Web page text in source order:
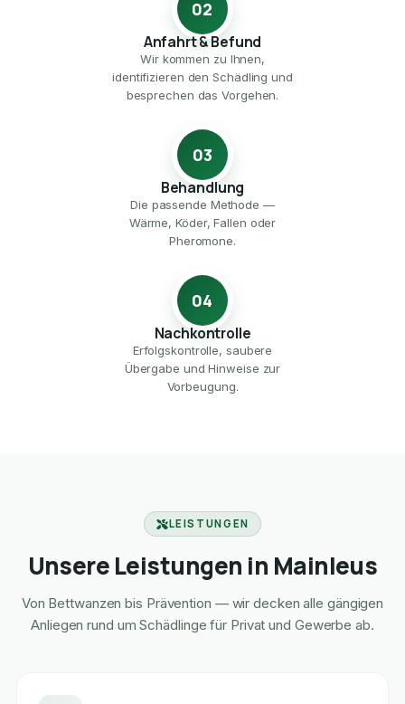
02
Anfahrt & Befund
Wir kommen zu Ihnen,
identifizieren den Schädling und
besprechen das Vorgehen.
03
Behandlung
Die passende Methode —
Wärme, Köder, Fallen oder
Pheromone.
04
Nachkontrolle
Erfolgskontrolle, saubere
Übergabe und Hinweise zur
Vorbeugung.
LEISTUNGEN
Unsere Leistungen in Mainleus
Von Bettwanzen bis Prävention — wir decken alle gängigen
Anliegen rund um Schädlinge für Privat und Gewerbe ab.